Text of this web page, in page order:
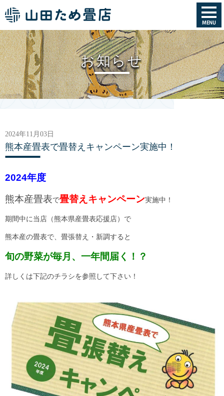
お知らせ
2024年11月03日
熊本産畳表で畳替えキャンペーン実施中！
2024年度
熊本産畳表で畳替えキャンペーン実施中！
期間中に当店（熊本県産畳表応援店）で
熊本産の畳表で、畳張替え・新調すると
旬の野菜が毎月、一年間届く！？
詳しくは下記のチラシを参照して下さい！